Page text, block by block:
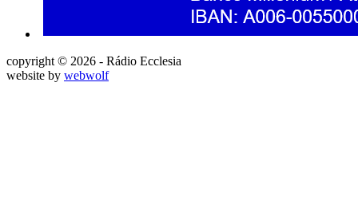
copyright © 2026 - Rádio Ecclesia
website by webwolf